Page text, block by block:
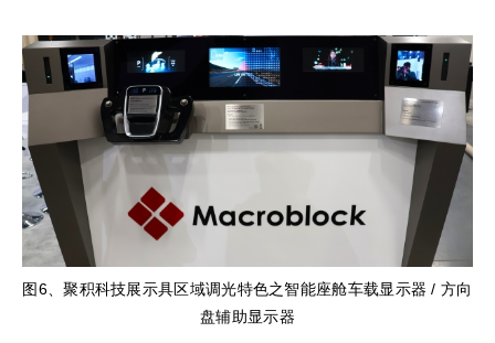
图6、聚积科技展示具区域调光特色之智能座舱车载显示器 / 方向
盘辅助显示器